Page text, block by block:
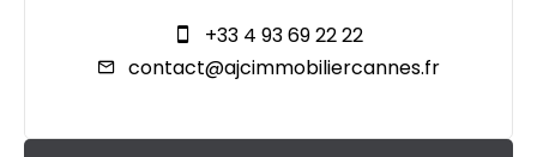
+33 4 93 69 22 22
contact@ajcimmobiliercannes.fr